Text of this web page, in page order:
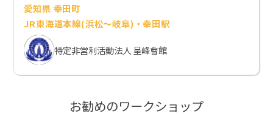
愛知県 幸田町
JR東海道本線(浜松～岐阜)・幸田駅
特定非営利活動法人 呈峰會館
お勧めのワークショップ